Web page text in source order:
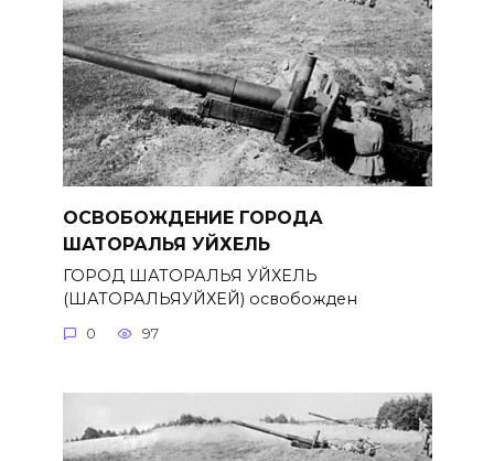
ОСВОБОЖДЕНИЕ ГОРОДА
ШАТОРАЛЬЯ УЙХЕЛЬ
ГОРОД ШАТОРАЛЬЯ УЙХЕЛЬ
(ШАТОРАЛЬЯУЙХЕЙ) освобожден
0 97